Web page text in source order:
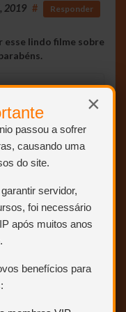
×
passou a sofrer
causando uma
do site.
servidor,
foi necessário
após muitos anos
benefícios para
2019 # Responder
lindo filme sobre
de madrugada,
raridade,
em 1984 quando
desse filme e se
á você Cannibal,
por todos nós,
dos anos 80,
mais iriamos
80.
27, 2019 #